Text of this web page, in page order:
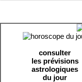
consulter
les prévisions
astrologiques
du jour